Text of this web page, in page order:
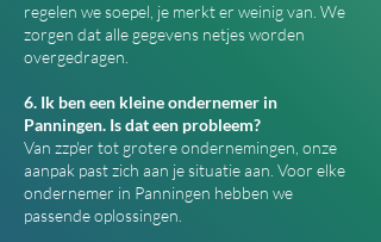
regelen we soepel, je merkt er weinig van. We
zorgen dat alle gegevens netjes worden
overgedragen.
6. Ik ben een kleine ondernemer in
Panningen. Is dat een probleem?
Van zzp'er tot grotere ondernemingen, onze
aanpak past zich aan je situatie aan. Voor elke
ondernemer in Panningen hebben we
passende oplossingen.